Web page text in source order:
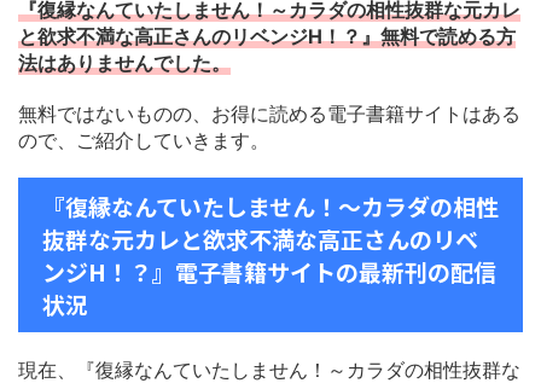
『復縁なんていたしません！～カラダの相性抜群な元カレ
と欲求不満な高正さんのリベンジH！？』無料で読める方
法はありませんでした。
無料ではないものの、お得に読める電子書籍サイトはある
ので、ご紹介していきます。
『復縁なんていたしません！～カラダの相性
抜群な元カレと欲求不満な高正さんのリベ
ンジH！？』電子書籍サイトの最新刊の配信
状況
現在、『復縁なんていたしません！～カラダの相性抜群な